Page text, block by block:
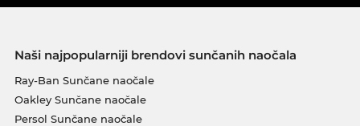
Naši najpopularniji brendovi sunčanih naočala
Ray-Ban Sunčane naočale
Oakley Sunčane naočale
Persol Sunčane naočale